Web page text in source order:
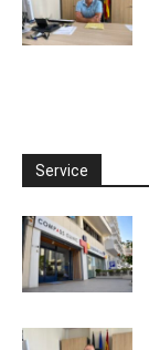
Service